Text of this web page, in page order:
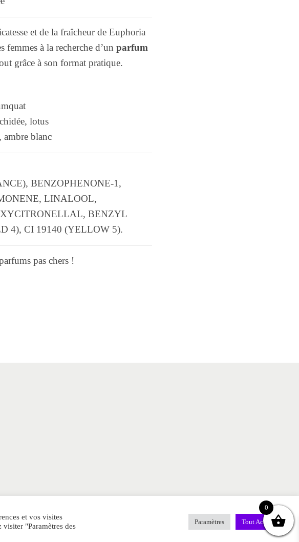
et de la fraîcheur de Euphoria
femmes à la recherche d’un parfum
grâce à son format pratique.
lotus
ambre blanc
BENZOPHENONE-1,
LINALOOL,
BENZYL
4), CI 19140 (YELLOW 5).
pas chers !
et vos visites
"Paramètres des
Paramètres Tout Accepter
0